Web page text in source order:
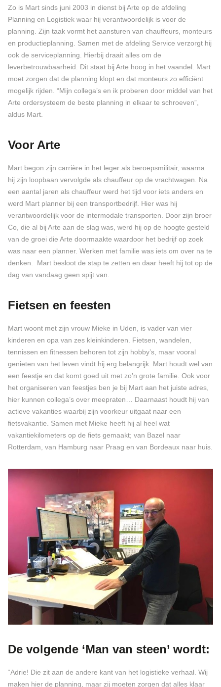
Zo is Mart sinds juni 2003 in dienst bij Arte op de afdeling
Planning en Logistiek waar hij verantwoordelijk is voor de
planning. Zijn taak vormt het aansturen van chauffeurs, monteurs
en productieplanning. Samen met de afdeling Service verzorgt hij
ook de serviceplanning. Hierbij draait alles om de
leverbetrouwbaarheid. Dit staat bij Arte hoog in het vaandel. Mart
moet zorgen dat de planning klopt en dat monteurs zo efficiënt
mogelijk rijden. “Mijn collega’s en ik proberen door middel van het
Arte ordersysteem de beste planning in elkaar te schroeven”,
aldus Mart.
Voor Arte
Mart begon zijn carrière in het leger als beroepsmilitair, waarna
hij zijn loopbaan vervolgde als chauffeur op de vrachtwagen. Na
een aantal jaren als chauffeur werd het tijd voor iets anders en
werd Mart planner bij een transportbedrijf. Hier was hij
verantwoordelijk voor de intermodale transporten. Door zijn broer
Co, die al bij Arte aan de slag was, werd hij op de hoogte gesteld
van de groei die Arte doormaakte waardoor het bedrijf op zoek
was naar een planner. Werken met familie was iets om over na te
denken. Mart besloot de stap te zetten en daar heeft hij tot op de
dag van vandaag geen spijt van.
Fietsen en feesten
Mart woont met zijn vrouw Mieke in Uden, is vader van vier
kinderen en opa van zes kleinkinderen. Fietsen, wandelen,
tennissen en fitnessen behoren tot zijn hobby’s, maar vooral
genieten van het leven vindt hij erg belangrijk. Mart houdt wel van
een feestje en dat komt goed uit met zo’n grote familie. Ook voor
het organiseren van feestjes ben je bij Mart aan het juiste adres,
hier kunnen collega’s over meepraten… Daarnaast houdt hij van
actieve vakanties waarbij zijn voorkeur uitgaat naar een
fietsvakantie. Samen met Mieke heeft hij al heel wat
vakantiekilometers op de fiets gemaakt; van Bazel naar
Rotterdam, van Hamburg naar Praag en van Bordeaux naar huis.
De volgende ‘Man van steen’ wordt:
“Adrie! Die zit aan de andere kant van het logistieke verhaal. Wij
maken hier de planning, maar zij moeten zorgen dat alles klaar